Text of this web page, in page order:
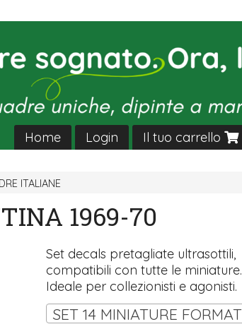
Home Login Il tuo carrello
ITALIANE
1969-70
Set decals pretagliate ultrasottili,
compatibili con tutte le miniature.
Ideale per collezionisti e agonisti.